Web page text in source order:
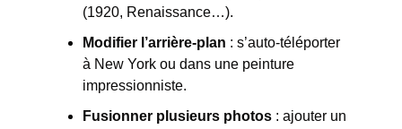
(1920, Renaissance…).
Modifier l’arrière-plan : s’auto-téléporter
à New York ou dans une peinture
impressionniste.
Fusionner plusieurs photos : ajouter un